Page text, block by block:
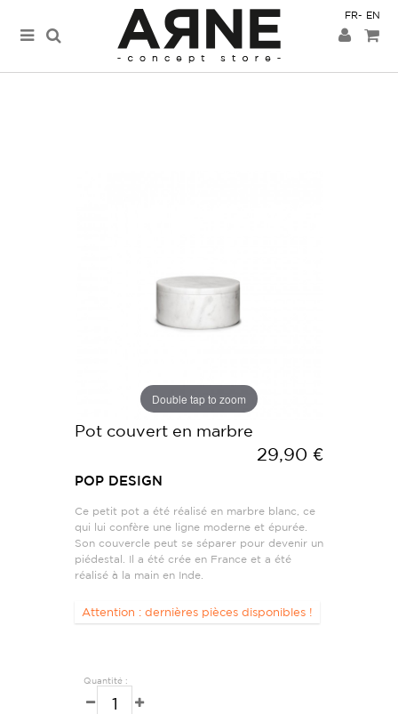
FR EN
Double tap to zoom
Pot couvert en marbre
29,90 €
POP DESIGN
Ce petit pot a été réalisé en marbre blanc, ce
qui lui confère une ligne moderne et épurée.
Son couvercle peut se séparer pour devenir un
piédestal. Il a été crée en France et a été
réalisé à la main en Inde.
Attention : dernières pièces disponibles !
Quantité :